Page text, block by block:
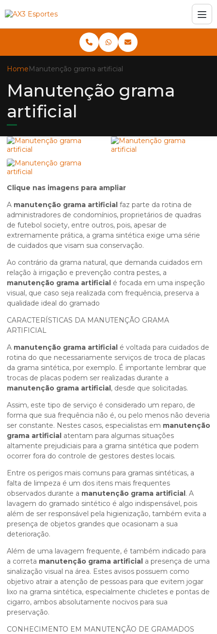
HomeManutenção grama artificial
Manutenção grama
artificial
Clique nas imagens para ampliar
A manutenção grama artificial faz parte da rotina de
administradores de condomínios, proprietários de quadras
de futebol society, entre outros, pois, apesar de
extremamente prática, a grama sintética exige uma série
de cuidados que visam sua conservação.
Ao contrário da grama natural, que demanda cuidados em
relação à irrigação e prevenção contra pestes, a
manutenção grama artificial é focada em uma inspeção
visual, que caso seja realizada com frequência, preserva a
qualidade ideal do gramado
CARACTERÍSTICAS DA MANUTENÇÃO GRAMA
ARTIFICIAL
A manutenção grama artificial é voltada para cuidados de
rotina do que necessariamente serviços de troca de placas
da grama sintética, por exemplo. É importante lembrar que
trocas de placas podem ser realizadas durante a
manutenção grama artificial, desde que solicitadas.
Assim, este tipo de serviço é considerado um reparo, de
forma que sua frequência não é, ou pelo menos não deveria
ser constante. Nestes casos, especialistas em manutenção
grama artificial atentam para algumas situações
altamente prejudiciais para a grama sintética que podem
ocorrer fora do controle de gestores destes locais.
Entre os perigos mais comuns para gramas sintéticas, a
falta de limpeza é um dos itens mais frequentes
observados durante a manutenção grama artificial. A
lavagem do gramado sintético é algo indispensável, pois
além de ser responsável pela higienização, também evita a
presença de objetos grandes que ocasionam a sua
deterioração.
Além de uma lavagem frequente, é também indicado para
a correta manutenção grama artificial a presença de uma
sinalização visual na área. Estes avisos possuem como
objetivo atrair a atenção de pessoas para que evitem jogar
lixo na grama sintética, especialmente chicletes e pontas de
cigarro, ambos absolutamente nocivos para sua
preservação.
CONHECIMENTO EM MANUTENÇÃO DE GRAMADOS